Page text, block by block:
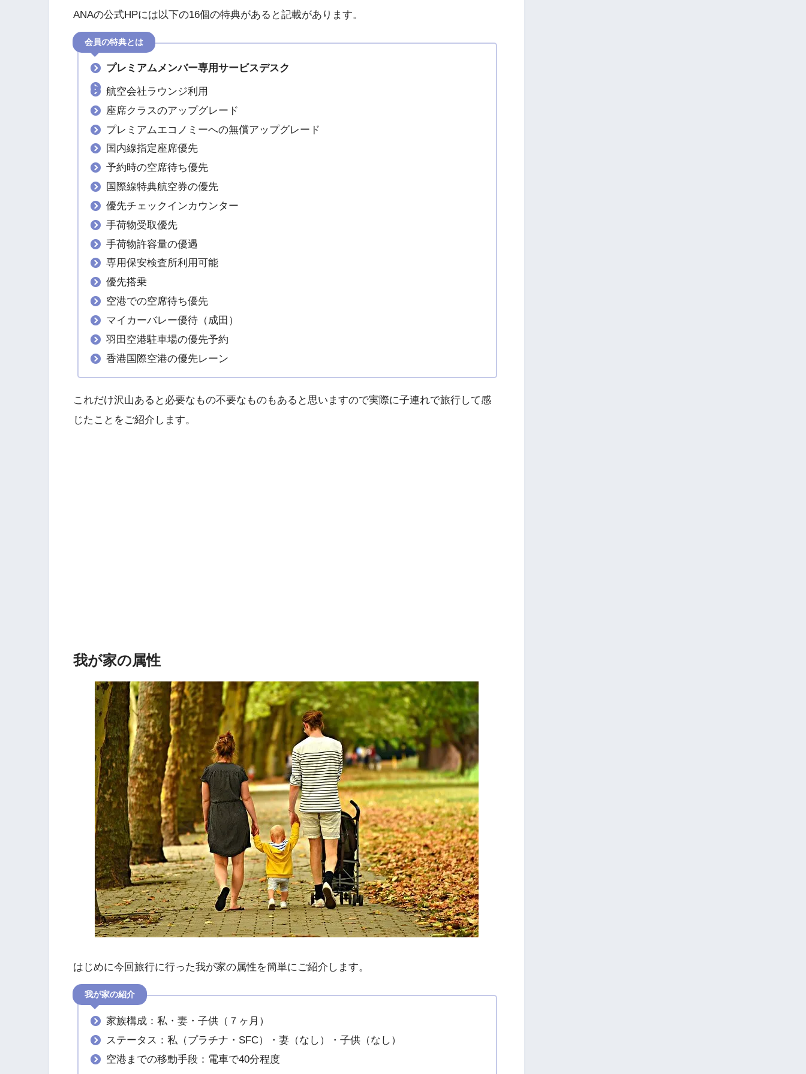
ANAの公式HPには以下の16個の特典があると記載があります。
会員の特典とは
プレミアムメンバー専用サービスデスク
航空会社ラウンジ利用
座席クラスのアップグレード
プレミアムエコノミーへの無償アップグレード
国内線指定座席優先
予約時の空席待ち優先
国際線特典航空券の優先
優先チェックインカウンター
手荷物受取優先
手荷物許容量の優遇
専用保安検査所利用可能
優先搭乗
空港での空席待ち優先
マイカーバレー優待（成田）
羽田空港駐車場の優先予約
香港国際空港の優先レーン
これだけ沢山あると必要なもの不要なものもあると思いますので実際に子連れで旅行して感
じたことをご紹介します。
我が家の属性
はじめに今回旅行に行った我が家の属性を簡単にご紹介します。
我が家の紹介
家族構成：私・妻・子供（７ヶ月）
ステータス：私（プラチナ・SFC）・妻（なし）・子供（なし）
空港までの移動手段：電車で40分程度